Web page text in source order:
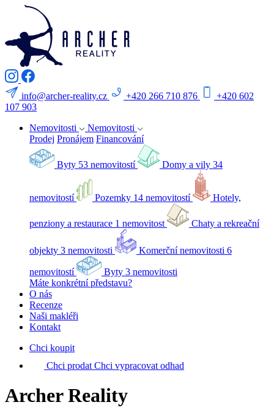
info@archer-reality.cz +420 266 710 876
+420 602
107 903
Nemovitosti
Nemovitosti
Prodej Pronájem Financování
Byty 53 nemovitostí Domy a vily 34
nemovitostí Pozemky 14 nemovitostí Hotely,
penziony a restaurace 1 nemovitost Chaty a rekreační
objekty 3 nemovitosti Komerční nemovitosti 6
nemovitostí Byty 3 nemovitosti
Máte konkrétní představu?
O nás
Recenze
Naši makléři
Kontakt
Chci koupit
Chci prodat Chci vypracovat odhad
Archer Reality